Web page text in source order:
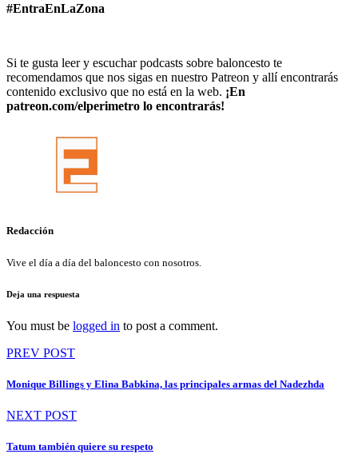
#EntraEnLaZona
Si te gusta leer y escuchar podcasts sobre baloncesto te
recomendamos que nos sigas en nuestro Patreon y allí encontrarás
contenido exclusivo que no está en la web. ¡En
patreon.com/elperimetro lo encontrarás!
Redacción
Vive el día a día del baloncesto con nosotros.
Deja una respuesta
You must be logged in to post a comment.
Navegación
de
PREV POST
Monique Billings y Elina Babkina, las principales armas del Nadezhda
NEXT POST
Tatum también quiere su respeto